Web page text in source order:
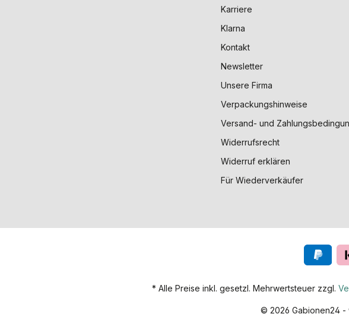
Karriere
Klarna
Kontakt
Newsletter
Unsere Firma
Verpackungshinweise
Versand- und
Widerrufsrecht
Widerruf erklären
Für Wiederverkäufer
Alle Preise inkl. gesetzl. Mehrwertsteuer zzgl.
© 2026 Gabionen24 -